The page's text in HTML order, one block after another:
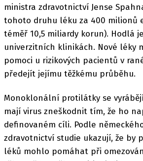
ministra zdravotnictví Jense
tohoto druhu léku za 400 milionů
téměř 10,5 miliardy korun). Hodlá
univerzitních klinikách. Nové léky
pomoci u rizikových pacientů v
předejít jejímu těžkému průběhu.
Monoklonální protilátky se
mají virus zneškodnit tím, že ho
definovaném cíli. Podle
zdravotnictví studie ukazují, že by
léků mohlo pomáhat při